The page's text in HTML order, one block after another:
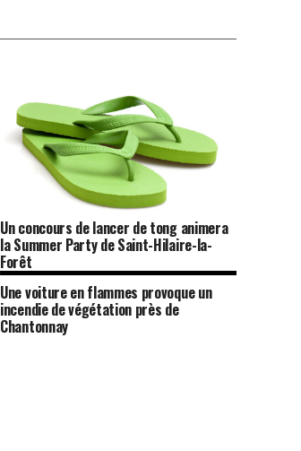
Un concours de lancer de tong animera
la Summer Party de Saint-Hilaire-la-
Forêt
Une voiture en flammes provoque un
incendie de végétation près de
Chantonnay